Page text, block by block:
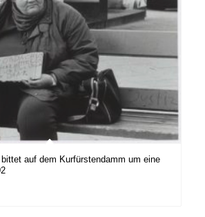
auf dem Kurfürstendamm um eine